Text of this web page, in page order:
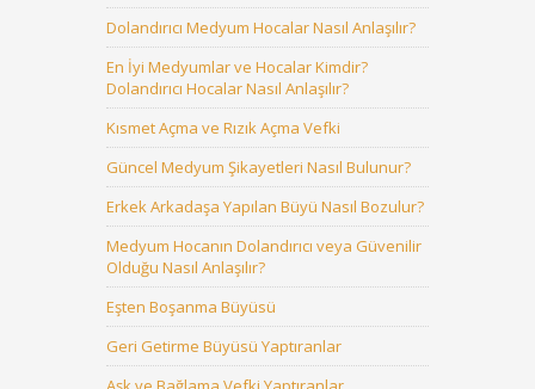
Dolandırıcı Medyum Hocalar Nasıl Anlaşılır?
En İyi Medyumlar ve Hocalar Kimdir?
Dolandırıcı Hocalar Nasıl Anlaşılır?
Kısmet Açma ve Rızık Açma Vefki
Güncel Medyum Şikayetleri Nasıl Bulunur?
Erkek Arkadaşa Yapılan Büyü Nasıl Bozulur?
Medyum Hocanın Dolandırıcı veya Güvenilir
Olduğu Nasıl Anlaşılır?
Eşten Boşanma Büyüsü
Geri Getirme Büyüsü Yaptıranlar